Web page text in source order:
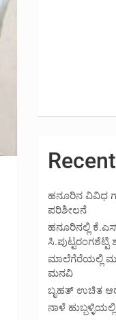
ಹನೂರಿನ ವಿವಿಧ
ಪರಿಶೀಲನೆ
ಹನೂರಿನಲ್ಲಿ
ಸಿ.ಪುಟ್ಟರಂಗಶೆಟ್ಟಿ
ಮಾಲೆಗೆರೆಯಲ್ಲಿ
ಮನವಿ
ಬೃಹತ್ ಉಚಿತ
ನಾಳೆ